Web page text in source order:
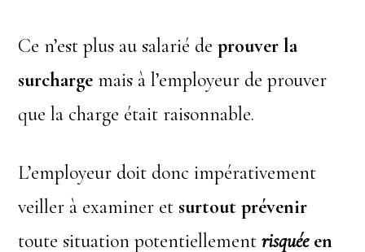
Ce n’est plus au salarié deprouver la
surcharge mais à l’employeur de prouver
que la charge était raisonnable.
L’employeur doit donc impérativement
veiller à examiner et surtout prévenir
toute situation potentiellementrisquéeen